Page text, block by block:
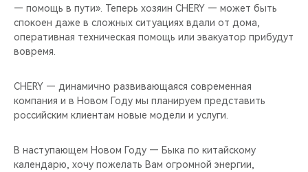
— помощь в пути». Теперь хозяин CHERY — может быть
спокоен даже в сложных ситуациях вдали от дома,
оперативная техническая помощь или эвакуатор прибудут
вовремя.
CHERY — динамично развивающаяся современная
компания и в Новом Году мы планируем представить
российским клиентам новые модели и услуги.
В наступающем Новом Году — Быка по китайскому
календарю, хочу пожелать Вам огромной энергии,